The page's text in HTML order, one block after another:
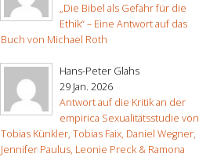
„Die Bibel als Gefahr für die
Ethik“ – Eine Antwort auf das
Buch von Michael Roth
Hans-Peter Glahs
29 Jan. 2026
Antwort auf die Kritik an der
empirica Sexualitätsstudie von
Tobias Künkler, Tobias Faix, Daniel Wegner,
Jennifer Paulus, Leonie Preck & Ramona